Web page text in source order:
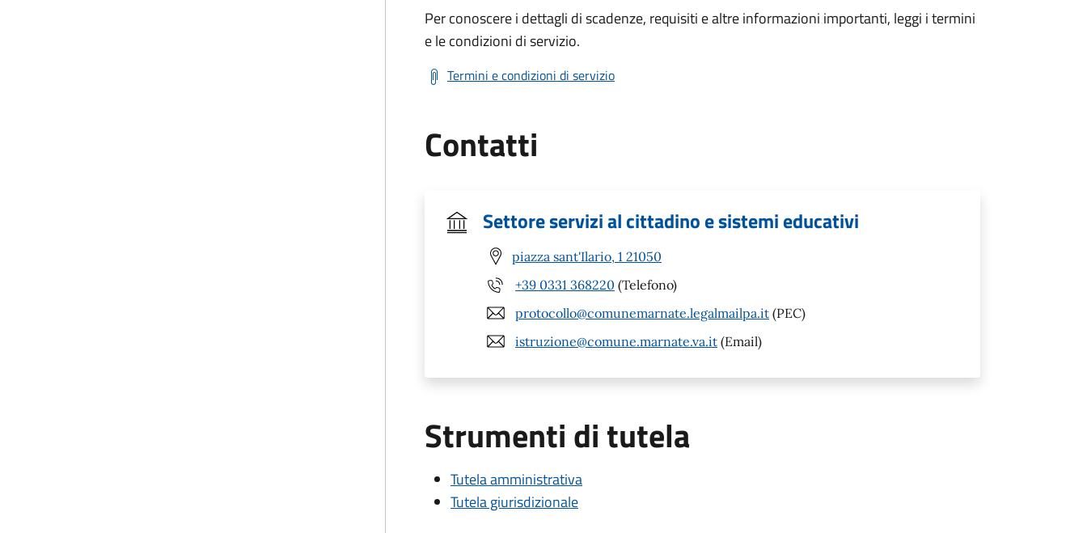
Per conoscere i dettagli di scadenze, requisiti e altre informazioni importanti, leggi i termini
e le condizioni di servizio.
Termini e condizioni di servizio
Contatti
Settore servizi al cittadino e sistemi educativi
piazza sant'Ilario, 1 21050
+39 0331 368220 (Telefono)
protocollo@comunemarnate.legalmailpa.it (PEC)
istruzione@comune.marnate.va.it (Email)
Strumenti di tutela
Tutela amministrativa
Tutela giurisdizionale